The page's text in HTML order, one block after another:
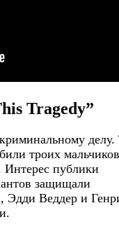
Tragedy”
делу.
троих
публики
защищали
Эдди Веддер и